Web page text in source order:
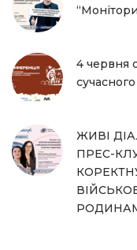
4 червня
ЖИВІ
ПРЕС-